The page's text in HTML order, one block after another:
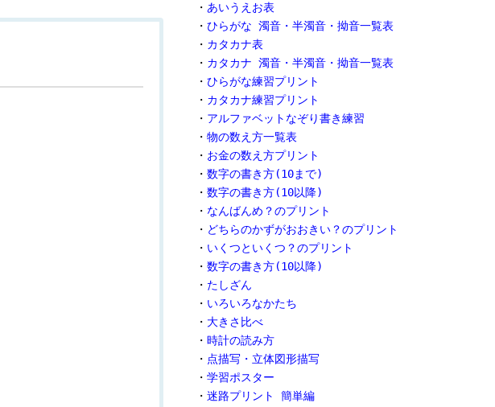
・ あいうえお表
・ ひらがな 濁音・半濁音・拗音一覧表
・ カタカナ表
・ カタカナ 濁音・半濁音・拗音一覧表
・ ひらがな練習プリント
・ カタカナ練習プリント
・ アルファベットなぞり書き練習
・ 物の数え方一覧表
・ お金の数え方プリント
・ 数字の書き方(10まで)
・ 数字の書き方(10以降)
・ なんばんめ？のプリント
・ どちらのかずがおおきい？のプリント
・ いくつといくつ？のプリント
・ 数字の書き方(10以降)
・ たしざん
・ いろいろなかたち
・ 大きさ比べ
・ 時計の読み方
・ 点描写・立体図形描写
・ 学習ポスター
・ 迷路プリント 簡単編